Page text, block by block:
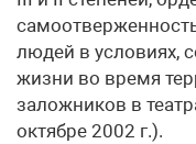
людей в условиях,
жизни во время
заложников в
октябре 2002 г.).